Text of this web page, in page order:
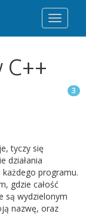
Toggle
3
tyczy się
działania
każdego programu.
gdzie całość
są wydzielonym
nazwę, oraz